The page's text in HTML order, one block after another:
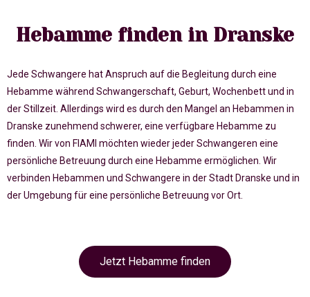
Hebamme finden in Dranske
Jede Schwangere hat Anspruch auf die Begleitung durch eine
Hebamme während Schwangerschaft, Geburt, Wochenbett und in
der Stillzeit. Allerdings wird es durch den Mangel an Hebammen in
Dranske zunehmend schwerer, eine verfügbare Hebamme zu
finden. Wir von FIAMI möchten wieder jeder Schwangeren eine
persönliche Betreuung durch eine Hebamme ermöglichen. Wir
verbinden Hebammen und Schwangere in der Stadt Dranske und in
der Umgebung für eine persönliche Betreuung vor Ort.
Jetzt Hebamme finden